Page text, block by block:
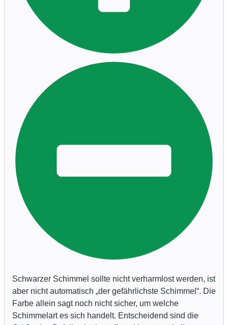
Schwarzer Schimmel sollte nicht verharmlost werden, ist
aber nicht automatisch „der gefährlichste Schimmel“. Die
Farbe allein sagt noch nicht sicher, um welche
Schimmelart es sich handelt. Entscheidend sind die